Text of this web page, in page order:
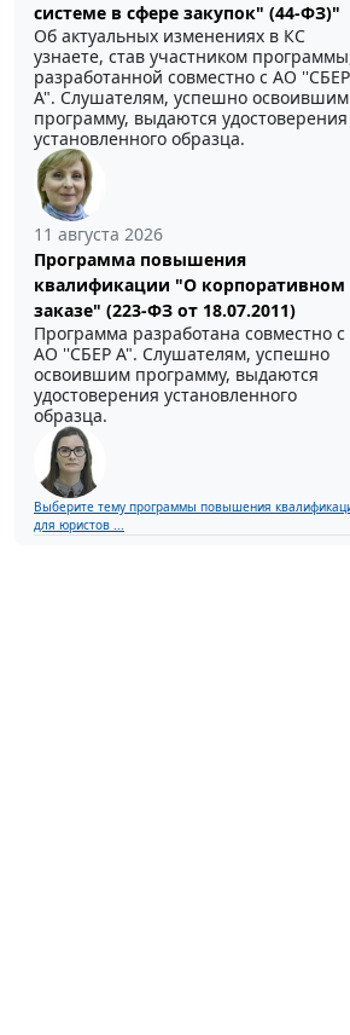
системе в сфере закупок" (44-ФЗ)"
Об актуальных изменениях в КС
узнаете, став участником
разработанной совместно с АО ''СБЕР
А". Слушателям, успешно освоившим
программу, выдаются удостоверения
установленного образца.
11 августа 2026
Программа повышения
квалификации "О корпоративном
заказе" (223-ФЗ от 18.07.2011)
Программа разработана совместно с
АО ''СБЕР А". Слушателям, успешно
освоившим программу, выдаются
удостоверения установленного
образца.
Выберите тему программы повышения
для юристов ...